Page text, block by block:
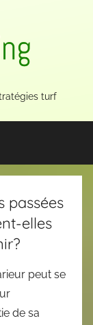
turf
passées
elles
peut se
de sa